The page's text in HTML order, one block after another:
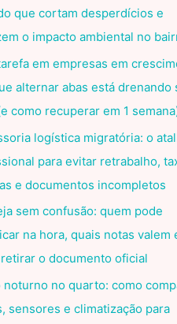
que cortam desperdícios e
o impacto ambiental no
em empresas em
alternar abas está drenando
como recuperar em 1
logística migratória: o
para evitar retrabalho,
e documentos incompletos
sem confusão: quem pode
na hora, quais notas valem
o documento oficial
noturno no quarto: como
sensores e climatização para